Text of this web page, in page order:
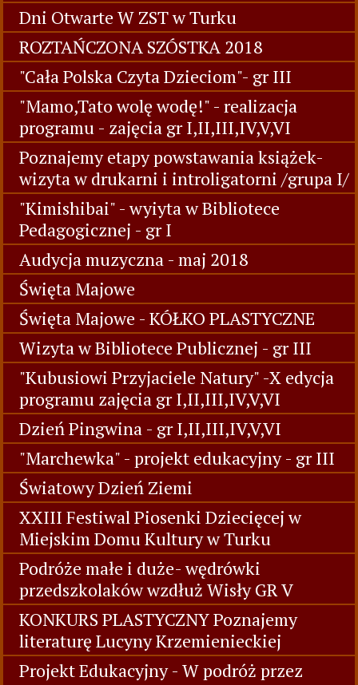
Dni Otwarte W ZST w Turku
ROZTAŃCZONA SZÓSTKA 2018
"Cała Polska Czyta Dzieciom"- gr III
"Mamo,Tato wolę wodę!" - realizacja
programu - zajęcia gr I,II,III,IV,V,VI
Poznajemy etapy powstawania książek-
wizyta w drukarni i introligatorni /grupa I/
"Kimishibai" - wyiyta w Bibliotece
Pedagogicznej - gr I
Audycja muzyczna - maj 2018
Święta Majowe
Święta Majowe - KÓŁKO PLASTYCZNE
Wizyta w Bibliotece Publicznej - gr III
"Kubusiowi Przyjaciele Natury" -X edycja
programu zajęcia gr I,II,III,IV,V,VI
Dzień Pingwina - gr I,II,III,IV,V,VI
"Marchewka" - projekt edukacyjny - gr III
Światowy Dzień Ziemi
XXIII Festiwal Piosenki Dziecięcej w
Miejskim Domu Kultury w Turku
Podróże małe i duże- wędrówki
przedszkolaków wzdłuż Wisły GR V
KONKURS PLASTYCZNY Poznajemy
literaturę Lucyny Krzemienieckiej
Projekt Edukacyjny - W podróż przez